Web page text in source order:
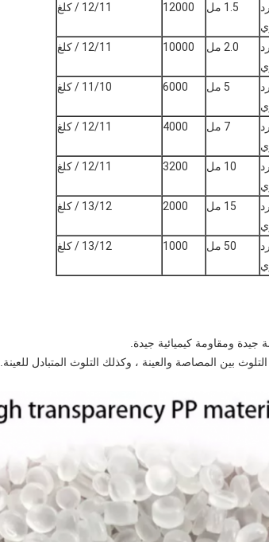
1.5 مل 12000 12/11 / كلغ
2.0 مل 10000 12/11 / كلغ
5 مل 6000 11/10 / كلغ
7 مل 4000 12/11 / كلغ
10 مل 3200 12/11 / كلغ
15 مل 2000 13/12 / كلغ
50 مل 1000 13/12 / كلغ
بين المصاصة والعينة ، وكذلك التلوث المتبادل للعينة.